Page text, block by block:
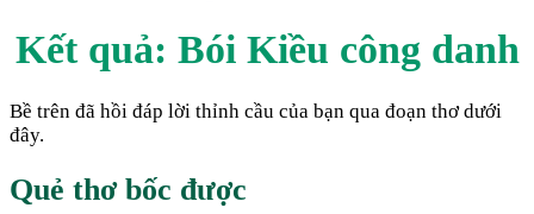
Kết quả: Bói Kiều công danh
Bề trên đã hồi đáp lời thỉnh cầu của bạn qua đoạn thơ dưới
đây.
Quẻ thơ bốc được